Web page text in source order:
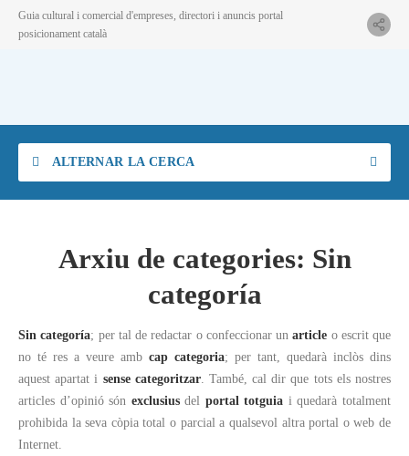
Guia cultural i comercial d'empreses, directori i anuncis portal
posicionament català
ALTERNAR LA CERCA
Arxiu de categories: Sin
categoría
Sin categoría; per tal de redactar o confeccionar unarticle o escrit que
no té res a veure amb cap categoria; per tant, quedarà inclòs dins
aquest apartat i sense categoritzar. També, cal dir que tots els nostres
articles d’opinió són exclusiusdel portal totguia i quedarà totalment
prohibida la seva còpia total o parcial a qualsevol altra portal o web de
Internet.